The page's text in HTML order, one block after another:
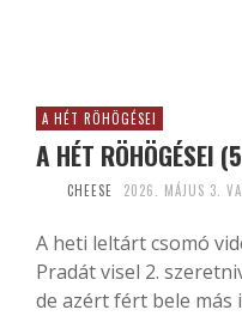
A HÉT RÖHÖGÉSEI
A HÉT RÖHÖGÉSEI
CHEESE 2026. MÁJUS 3.
A heti leltárt csomó
Pradát visel 2.
de azért fért bele más